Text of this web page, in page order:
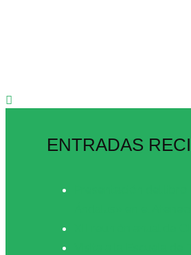
ENTRADAS
Presentación del
Visita a la Escuela